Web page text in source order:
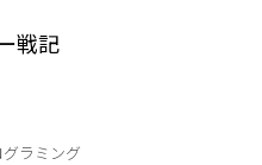
戦記
グラミング